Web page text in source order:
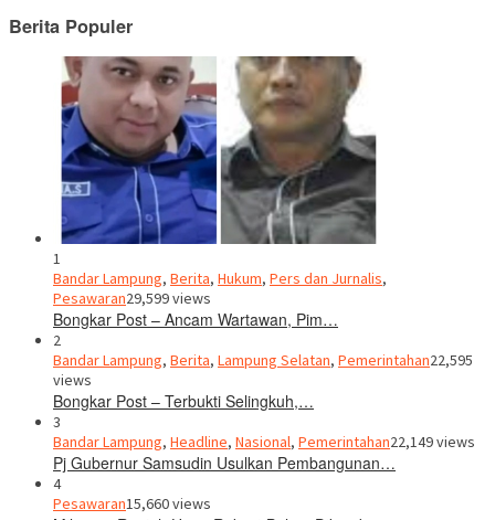
Berita Populer
1
Bandar Lampung, Berita, Hukum, Pers dan Jurnalis,
Pesawaran29,599 views
Bongkar Post – Ancam Wartawan, Pim…
2
Bandar Lampung, Berita, Lampung Selatan, Pemerintahan22,595
views
Bongkar Post – Terbukti Selingkuh,…
3
Bandar Lampung, Headline, Nasional, Pemerintahan22,149 views
Pj Gubernur Samsudin Usulkan Pembangunan…
4
Pesawaran15,660 views